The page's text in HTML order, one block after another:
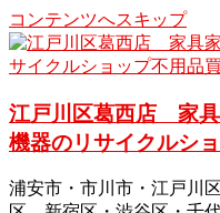
コンテンツへスキップ
江戸川区葛西店 家
機器のリサイクルシ
浦安市・市川市・江戸川